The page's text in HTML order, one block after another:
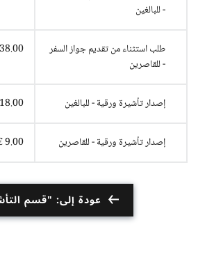
- للبالغين
طلب استثناء من تقديم جواز السفر
- للقاصرين
38.00 €
إصدار تأشيرة ورقية - للبالغين 18.00 €
إصدار تأشيرة ورقية - للقاصرين 9.00 €
عودة إلى: "قسم